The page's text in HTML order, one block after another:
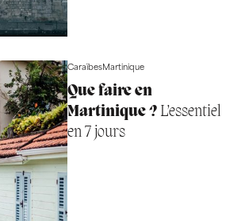
CaraïbesMartinique
Que faire en
Martinique ?L’essentiel
en 7 jours